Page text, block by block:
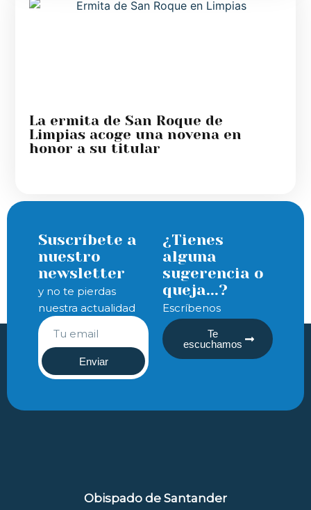
La ermita de San Roque de
Limpias acoge una novena en
honor a su titular
Suscríbete a
nuestro
newsletter
y no te pierdas
nuestra actualidad
Enviar
¿Tienes
alguna
sugerencia o
queja...?
Escríbenos
Te
escuchamos
Obispado de Santander